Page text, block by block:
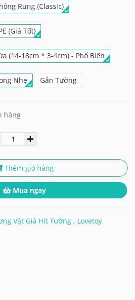
Rung (Classic)
(Giá Tốt)
(14-18cm * 3-4cm) - Phổ Biến
Nhẹ Gắn Tường
hàng
Thêm giỏ hàng
Mua ngay
Vật Giả Hít Tường , Lovetoy